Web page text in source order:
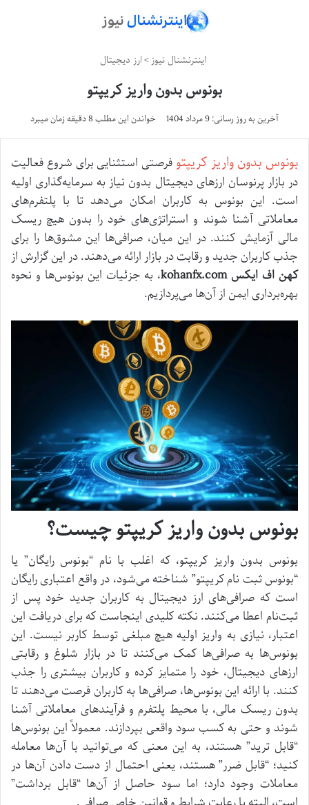
اینترنشنال نیوز>ارز دیجیتال
بونوس بدون واریز کریپتو
آخرین به روز رسانی: 9 مرداد 1404 خواندن این مطلب 8 دقیقه زمان میبرد
بونوس بدون واریز کریپتو فرصتی استثنایی برای شروع فعالیت
در بازار پرنوسان ارزهای دیجیتال بدون نیاز به سرمایه‌گذاری اولیه
است. این بونوس به کاربران امکان می‌دهد تا با پلتفرم‌های
معاملاتی آشنا شوند و استراتژی‌های خود را بدون هیچ ریسک
مالی آزمایش کنند. در این میان، صرافی‌ها این مشوق‌ها را برای
جذب کاربران جدید و رقابت در بازار ارائه می‌دهند. در این گزارش از
کهن اف ایکس kohanfx.com
، به جزئیات این بونوس‌ها و نحوه
بهره‌برداری ایمن از آن‌ها می‌پردازیم.
بونوس بدون واریز کریپتو چیست؟
بونوس بدون واریز کریپتو، که اغلب با نام “بونوس رایگان” یا
“بونوس ثبت نام کریپتو” شناخته می‌شود، در واقع اعتباری رایگان
است که صرافی‌های ارز دیجیتال به کاربران جدید خود پس از
ثبت‌نام اعطا می‌کنند. نکته کلیدی اینجاست که برای دریافت این
اعتبار، نیازی به واریز اولیه هیچ مبلغی توسط کاربر نیست. این
بونوس‌ها به صرافی‌ها کمک می‌کنند تا در بازار شلوغ و رقابتی
ارزهای دیجیتال، خود را متمایز کرده و کاربران بیشتری را جذب
کنند. با ارائه این بونوس‌ها، صرافی‌ها به کاربران فرصت می‌دهند تا
بدون ریسک مالی، با محیط پلتفرم و فرآیندهای معاملاتی آشنا
شوند و حتی به کسب سود واقعی بپردازند. معمولاً این بونوس‌ها
“قابل ترید” هستند، به این معنی که می‌توانید با آن‌ها معامله
کنید؛ “قابل ضرر” هستند، یعنی احتمال از دست دادن آن‌ها در
معاملات وجود دارد؛ اما سود حاصل از آن‌ها “قابل برداشت”